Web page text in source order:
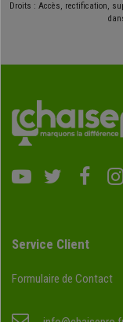
Droits : Accès, rectification,
Service Client
Formulaire de Contact